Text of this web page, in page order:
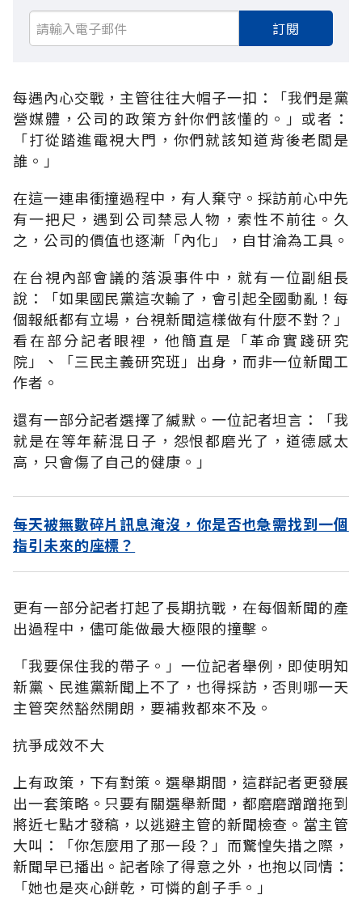
訂閱
每遇內心交戰，主管往往大帽子一扣：「我們是黨
營媒體，公司的政策方針你們該懂的。」或者：
「打從踏進電視大門，你們就該知道背後老闆是
誰。」
在這一連串衝撞過程中，有人棄守。採訪前心中先
有一把尺，遇到公司禁忌人物，索性不前往。久
之，公司的價值也逐漸「內化」，自甘淪為工具。
在台視內部會議的落淚事件中，就有一位副組長
說：「如果國民黨這次輸了，會引起全國動亂！每
個報紙都有立場，台視新聞這樣做有什麼不對？」
看在部分記者眼裡，他簡直是「革命實踐研究
院」、「三民主義研究班」出身，而非一位新聞工
作者。
還有一部分記者選擇了緘默。一位記者坦言：「我
就是在等年薪混日子，怨恨都磨光了，道德感太
高，只會傷了自己的健康。」
每天被無數碎片訊息淹沒，你是否也急需找到一個
指引未來的座標？
更有一部分記者打起了長期抗戰，在每個新聞的產
出過程中，儘可能做最大極限的撞擊。
「我要保住我的帶子。」一位記者舉例，即使明知
新黨、民進黨新聞上不了，也得採訪，否則哪一天
主管突然豁然開朗，要補救都來不及。
抗爭成效不大
上有政策，下有對策。選舉期間，這群記者更發展
出一套策略。只要有關選舉新聞，都磨磨蹭蹭拖到
將近七點才發稿，以逃避主管的新聞檢查。當主管
大叫：「你怎麼用了那一段？」而驚惶失措之際，
新聞早已播出。記者除了得意之外，也抱以同情：
「她也是夾心餅乾，可憐的創子手。」